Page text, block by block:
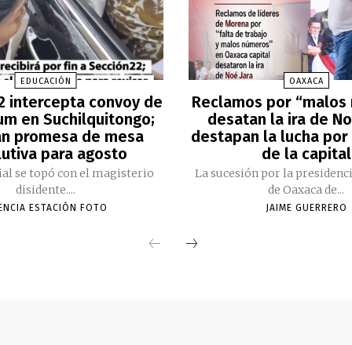
EDUCACIÓN
intercepta convoy de
en Suchilquitongo;
promesa de mesa
para agosto
se topó con el magisterio
disidente....
ESTACIÓN FOTO
OAXACA
Reclamos por “malos
desatan la ira de
destapan la lucha
de la capital
La sucesión por la
de Oaxaca de...
JAIME GUERRERO